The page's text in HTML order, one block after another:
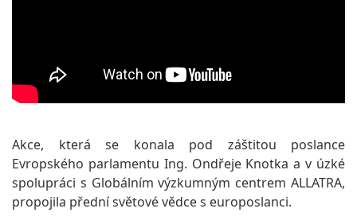
Akce, která se konala pod záštitou poslance
Evropského parlamentu Ing. Ondřeje Knotka a v úzké
spolupráci s Globálním výzkumným centrem ALLATRA,
propojila přední světové vědce s europoslanci.